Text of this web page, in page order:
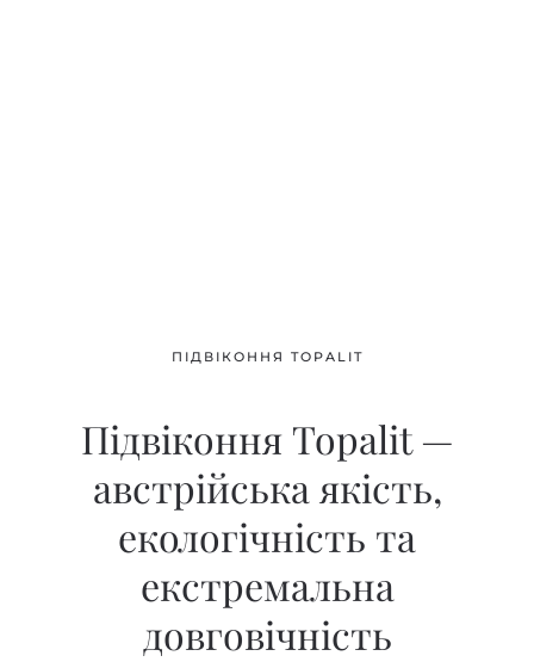
ПІДВІКОННЯ TOPALIT
Підвіконня Topalit —
австрійська якість,
екологічність та
екстремальна
довговічність